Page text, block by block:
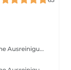
Abreinigung, Toner, Enzym-Peeling, gründliche Ausreinigung mit Hydrafacial Gerät, manuelle Ausreinigung (nach dem Bedarf), beruhigende Vliesmaske, Abschlusspflege, Sonnenschutzcreme